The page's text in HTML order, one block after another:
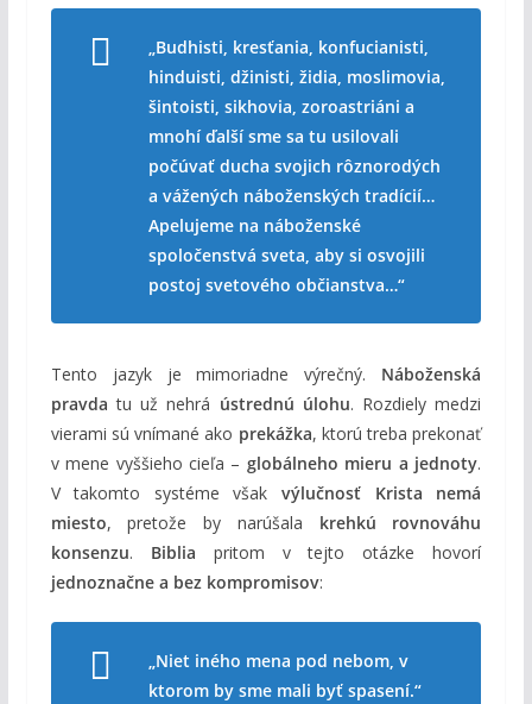
„Budhisti, kresťania, konfucianisti,
hinduisti, džinisti, židia, moslimovia,
šintoisti, sikhovia, zoroastriáni a
mnohí ďalší sme sa tu usilovali
počúvať ducha svojich rôznorodých
a vážených náboženských tradícií…
Apelujeme na náboženské
spoločenstvá sveta, aby si osvojili
postoj svetového občianstva…“
Tento jazyk je mimoriadne výrečný. Náboženská
pravda tu už nehrá ústrednú úlohu. Rozdiely medzi
vierami sú vnímané ako prekážka, ktorú treba prekonať
v mene vyššieho cieľa – globálneho mieru a jednoty.
V takomto systéme všakvýlučnosť Krista nemá
miesto, pretože by narúšala krehkú rovnováhu
konsenzu. Biblia pritom v tejto otázke hovorí
jednoznačne a bez kompromisov:
„Niet iného mena pod nebom, v
ktorom by sme mali byť spasení.“